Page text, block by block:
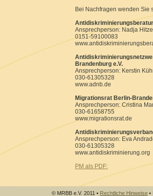
Bei Nachfragen wenden Sie
Ansprechperson: Nadja
0151-59100083
Brandenburg e.V.
Ansprechperson: Kerstin
030-61305328
www.adnb.de
Migrationsrat Berlin-
Ansprechperson: Cristina
030-61658755
www.migrationsrat.de
Ansprechperson: Eva
030-61305328
www.antidiskriminierung.org
PM als PDF:
© MRBB e.V. 2011 • Rechtliche Hinweise •